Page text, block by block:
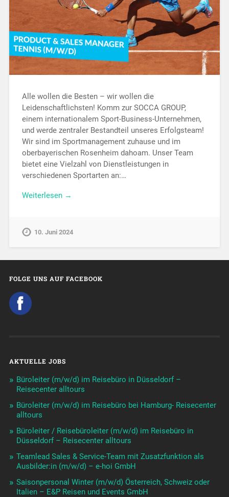
Alle wollen die Besten – wir wollen die
Leidenschaftlichsten! Komm zur SOCCA GROUP,
einem internationalem Sport-Business-Unternehmen,
und werde zentraler Bestandteil unseres Erfolgsteam!
Wir sind im Sportmanagement zuhause und im
oberbayerischen Rosenheim dahoam. Unser Team
bietet eine Vielzahl von Dienstleistungen in
verschiedenen Sportarten an:…
Weiterlesen →
10. Juni 2024
FOLGE UNS AUF FACEBOOK
AKTUELLE JOBS
Büroleiter (m/w/d) im Reisebüro in Düsseldorf –
Reisecenter alltours
Büroleiter (m/w/d) im Reisebüro bei Hamburg- Reisecenter
alltours
Büroleiter / Reisebüroleiter (m/w/d) im Reisebüro in
Düsseldorf – Reisecenter alltours
Teamlead Sales & Service-Team mit Zusatzfunktion als
Ausbilder:in (m/w/d) – e-hoi GmbH
Saisonpersonal Winter (m/w/d) Österreich, Schweiz oder
Italien – E&P Reisen und Events GmbH